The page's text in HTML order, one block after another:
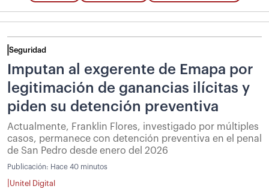
Seguridad
Imputan al exgerente de Emapa por
legitimación de ganancias ilícitas y
piden su detención preventiva
Actualmente, Franklin Flores, investigado por múltiples
casos, permanece con detención preventiva en el penal
de San Pedro desde enero del 2026
Publicación: Hace 40 minutos
Unitel Digital